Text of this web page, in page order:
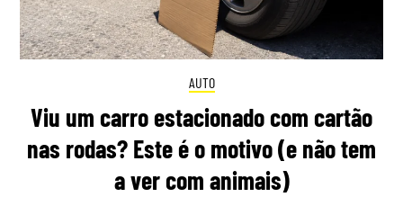
AUTO
Viu um carro estacionado com cartão
nas rodas? Este é o motivo (e não tem
a ver com animais)